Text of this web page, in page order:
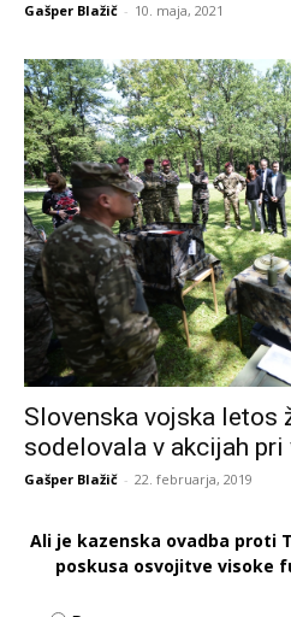
Gašper Blažič - 10. maja, 2021
Slovenska vojska letos
sodelovala v akcijah pri
Gašper Blažič - 22. februarja, 2019
Ali je kazenska ovadba proti
poskusa osvojitve visoke